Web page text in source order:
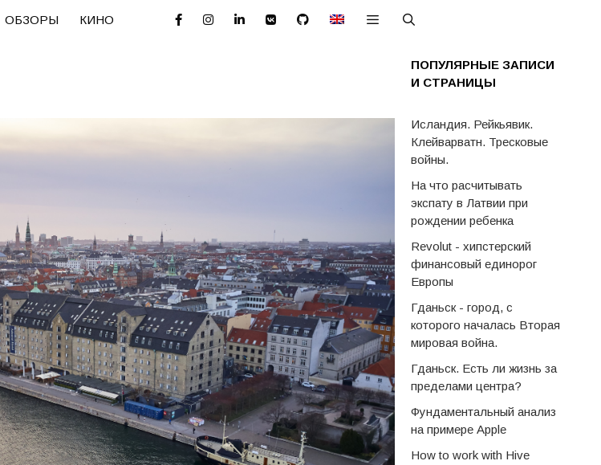
ОБЗОРЫ КИНО
ПОПУЛЯРНЫЕ ЗАПИСИ
И СТРАНИЦЫ
Исландия. Рейкьявик.
Клейварватн. Тресковые
войны.
На что расчитывать
экспату в Латвии при
рождении ребенка
Revolut - хипстерский
финансовый единорог
Европы
Гданьск - город, с
которого началась Вторая
мировая война.
Гданьск. Есть ли жизнь за
пределами центра?
Фундаментальный анализ
на примере Apple
How to work with Hive